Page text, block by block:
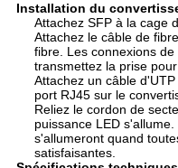
Installation du
Attachez SFP à la cage
Attachez le câble de
fibre. Les connexions
transmettez la prise
Attachez un câble
port RJ45 sur le
Reliez le cordon de
puissance LED
s'allumeront quand
satisfaisantes.